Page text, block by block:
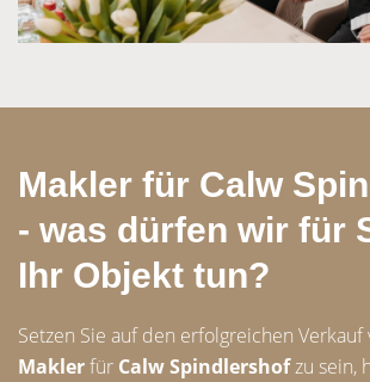
Makler für Calw
- was dürfen wir für
Ihr Objekt tun?
Setzen Sie auf den erfolgreichen Verkauf
Maklerfür Calw Spindlershofzu sein,